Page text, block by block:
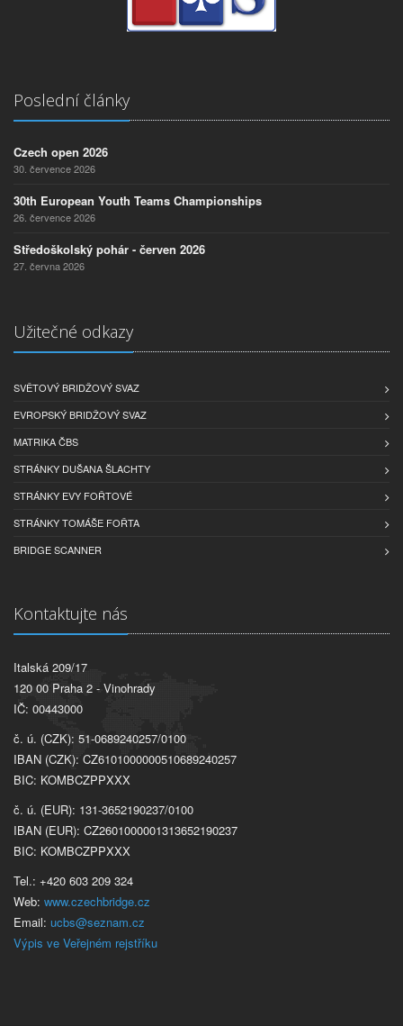
Poslední články
Czech open 2026
30. července 2026
30th European Youth Teams Championships
26. července 2026
Středoškolský pohár - červen 2026
27. června 2026
Užitečné odkazy
SVĚTOVÝ BRIDŽOVÝ SVAZ
EVROPSKÝ BRIDŽOVÝ SVAZ
MATRIKA ČBS
STRÁNKY DUŠANA ŠLACHTY
STRÁNKY EVY FOŘTOVÉ
STRÁNKY TOMÁŠE FOŘTA
BRIDGE SCANNER
Kontaktujte nás
Italská 209/17
120 00 Praha 2 - Vinohrady
IČ: 00443000
č. ú. (CZK): 51-0689240257/0100
IBAN (CZK): CZ6101000000510689240257
BIC: KOMBCZPPXXX
č. ú. (EUR): 131-3652190237/0100
IBAN (EUR): CZ2601000001313652190237
BIC: KOMBCZPPXXX
Tel.: +420 603 209 324
Web: www.czechbridge.cz
Email: ucbs@seznam.cz
Výpis ve Veřejném rejstříku